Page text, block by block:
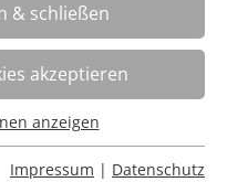
ohne zu salzen –
Alltag
& schließen
akzeptieren
Funktionen
anzeigen
Impressum | Datenschutz